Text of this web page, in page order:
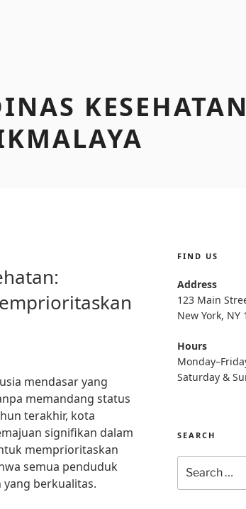
KESEHATAN
mendasar yang
memandang status
terakhir, kota
signifikan dalam
memprioritaskan
semua penduduk
berkualitas.
FIND US
Address
123 Main
New York, NY
Hours
Saturday &
SEARCH
for: